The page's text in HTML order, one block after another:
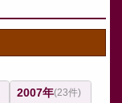
2007年(23件)